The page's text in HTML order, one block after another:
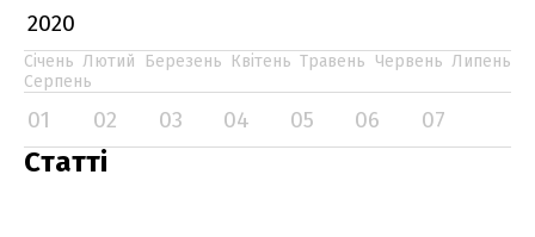
2020
Січень Лютий Березень Квітень Травень Червень Липень
Серпень
01 02 03 04 05 06 07
Статті